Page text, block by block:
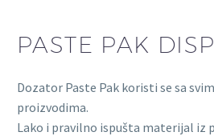
PASTE PAK
Dozator Paste Pak koristi se sa
proizvodima.
Lako i pravilno ispušta materijal iz